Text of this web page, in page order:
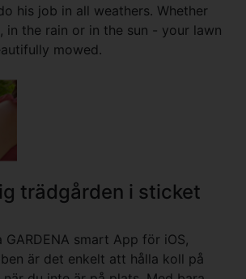
his job in all weathers. Whether
in the rain or in the sun - your lawn
mowed.
trädgården i sticket
smart App för iOS,
är det enkelt att hålla koll på